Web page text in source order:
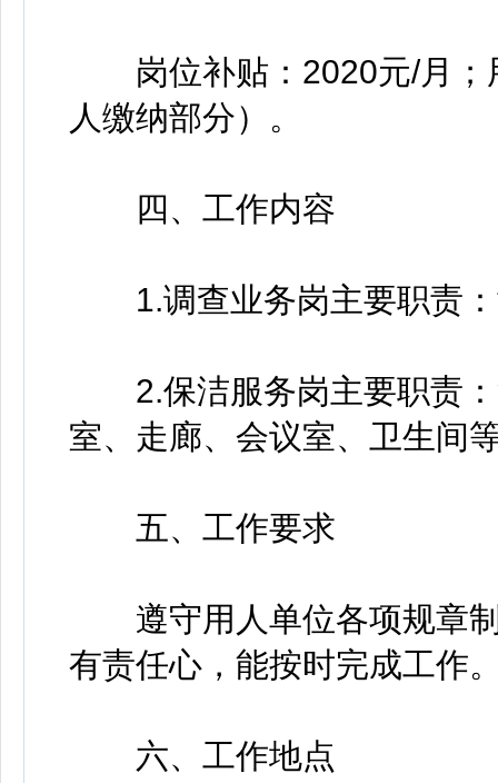
岗位补贴：2020元/月；
人缴纳部分）。
四、工作内容
1.调查业务岗主要职责：
2.保洁服务岗主要职责：
室、走廊、会议室、卫生间
五、工作要求
遵守用人单位各项规章制
有责任心，能按时完成工作
六、工作地点